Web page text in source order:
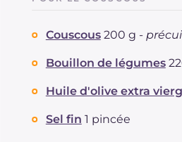
Graisses
dont acides gras saturés
Cholestérol
Sodium
Couscous 200 g -
Bouillon de légumes
Huile d'olive extra
Sel fin 1 pincée